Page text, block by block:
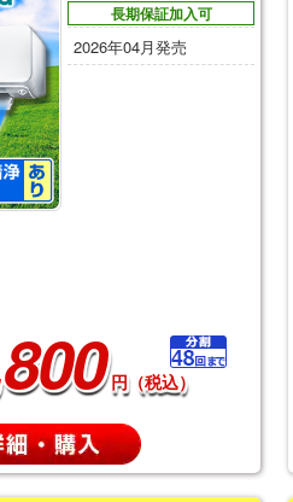
長期保証加入可
2026年04月発売
円（税込）